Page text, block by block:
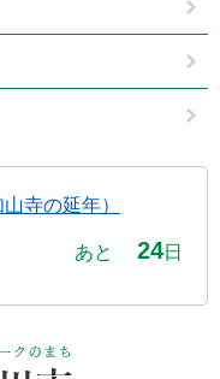
寺の延年）
あと 24日